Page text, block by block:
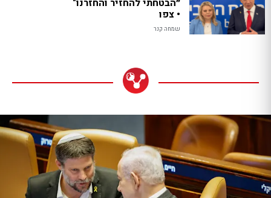
״הבטחתי להחזיר והחזרנו"
• צפו
שמחה קנר